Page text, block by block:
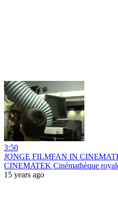
3:50
JONGE FILMFAN IN
CINEMATEK Cinémathèque
15 years ago